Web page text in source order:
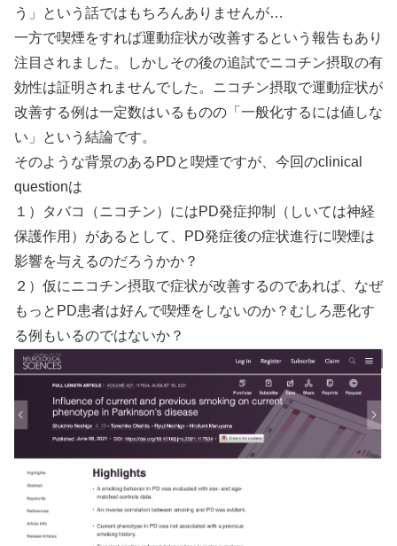
う」という話ではもちろんありませんが…
一方で喫煙をすれば運動症状が改善するという報告もあり
注目されました。しかしその後の追試でニコチン摂取の有
効性は証明されませんでした。ニコチン摂取で運動症状が
改善する例は一定数はいるものの「一般化するには値しな
い」という結論です。
そのような背景のあるPDと喫煙ですが、今回のclinical
questionは
１）タバコ（ニコチン）にはPD発症抑制（しいては神経
保護作用）があるとして、PD発症後の症状進行に喫煙は
影響を与えるのだろうかか？
２）仮にニコチン摂取で症状が改善するのであれば、なぜ
もっとPD患者は好んで喫煙をしないのか？むしろ悪化す
る例もいるのではないか？